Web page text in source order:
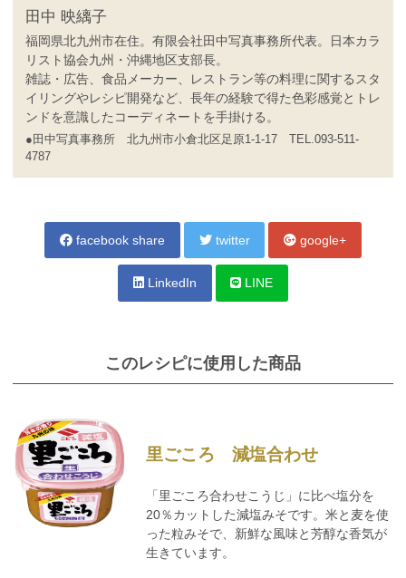
田中 映縭子
福岡県北九州市在住。有限会社田中写真事務所代表。日本カラ
リスト協会九州・沖縄地区支部長。
雑誌・広告、食品メーカー、レストラン等の料理に関するスタ
イリングやレシピ開発など、長年の経験で得た色彩感覚とトレ
ンドを意識したコーディネートを手掛ける。
●田中写真事務所 北九州市小倉北区足原1-1-17 TEL.093-511-
4787
facebook share twitter google+
LinkedIn LINE
このレシピに使用した商品
里ごころ 減塩合わせ
「里ごころ合わせこうじ」に比べ塩分を
20％カットした減塩みそです。米と麦を使
った粒みそで、新鮮な風味と芳醇な香気が
生きています。